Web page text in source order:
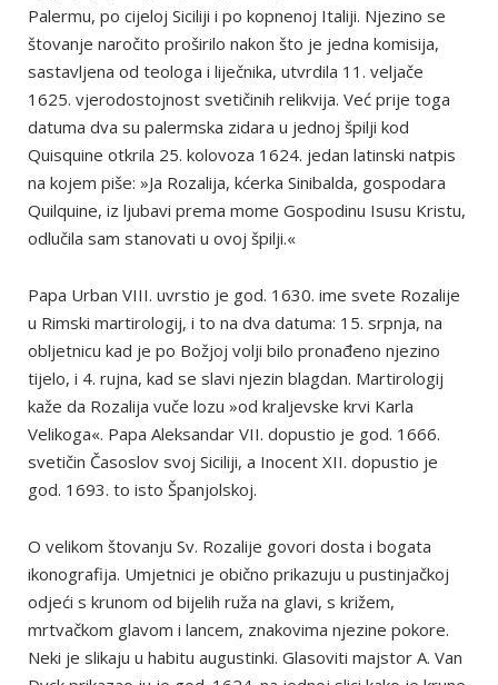
Palermu, po cijeloj Siciliji i po kopnenoj Italiji. Njezino se
štovanje naročito proširilo nakon što je jedna komisija,
sastavljena od teologa i liječnika, utvrdila 11. veljače
1625. vjerodostojnost svetičinih relikvija. Već prije toga
datuma dva su palermska zidara u jednoj špilji kod
Quisquine otkrila 25. kolovoza 1624. jedan latinski natpis
na kojem piše: »Ja Rozalija, kćerka Sinibalda, gospodara
Quilquine, iz ljubavi prema mome Gospodinu Isusu Kristu,
odlučila sam stanovati u ovoj špilji.«
Papa Urban VIII. uvrstio je god. 1630. ime svete Rozalije
u Rimski martirologij, i to na dva datuma: 15. srpnja, na
obljetnicu kad je po Božjoj volji bilo pronađeno njezino
tijelo, i 4. rujna, kad se slavi njezin blagdan. Martirologij
kaže da Rozalija vuče lozu »od kraljevske krvi Karla
Velikoga«. Papa Aleksandar VII. dopustio je god. 1666.
svetičin Časoslov svoj Siciliji, a Inocent XII. dopustio je
god. 1693. to isto Španjolskoj.
O velikom štovanju Sv. Rozalije govori dosta i bogata
ikonografija. Umjetnici je obično prikazuju u pustinjačkoj
odjeći s krunom od bijelih ruža na glavi, s križem,
mrtvačkom glavom i lancem, znakovima njezine pokore.
Neki je slikaju u habitu augustinki. Glasoviti majstor A. Van